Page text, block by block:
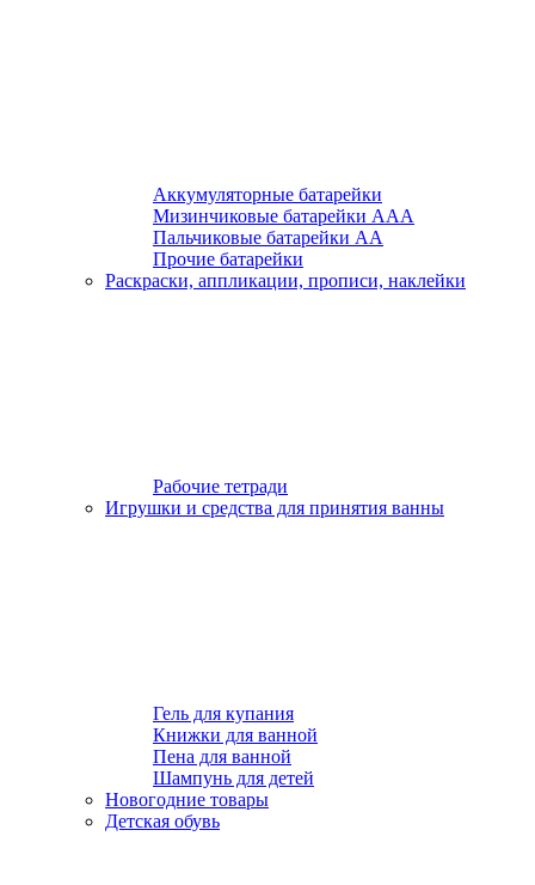
Аккумуляторные батарейки
Мизинчиковые батарейки ААА
Пальчиковые батарейки АА
Прочие батарейки
Раскраски, аппликации, прописи, наклейки
Рабочие тетради
Игрушки и средства для принятия ванны
Гель для купания
Книжки для ванной
Пена для ванной
Шампунь для детей
Новогодние товары
Детская обувь